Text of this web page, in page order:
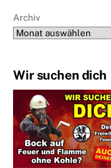
Archiv
Wir suchen dich